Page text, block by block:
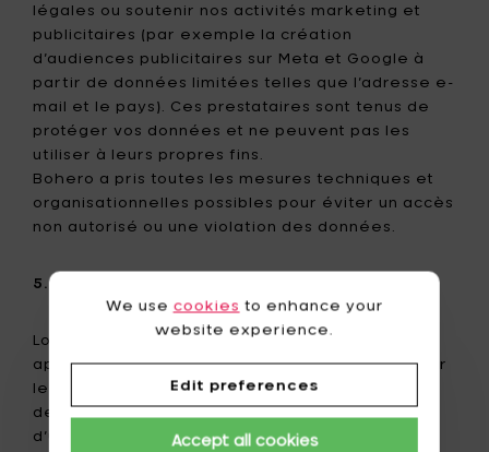
légales ou soutenir nos activités marketing et
publicitaires (par exemple la création
d’audiences publicitaires sur Meta et Google à
partir de données limitées telles que l’adresse e-
mail et le pays). Ces prestataires sont tenus de
protéger vos données et ne peuvent pas les
utiliser à leurs propres fins.
Bohero a pris toutes les mesures techniques et
organisationnelles possibles pour éviter un accès
non autorisé ou une violation des données.
5. Nous utilisons aussi des cookies !
Lors de votre visite sur notre site / plateforme /
application, des cookies peuvent être placés sur
le disque dur de votre ordinateur. Nous utilisons
des cookies pour offrir une expérience
d’utilisation optimale à nos visiteurs réguliers.
We use cookies to enhance your
website experience.
Edit preferences
Accept all cookies